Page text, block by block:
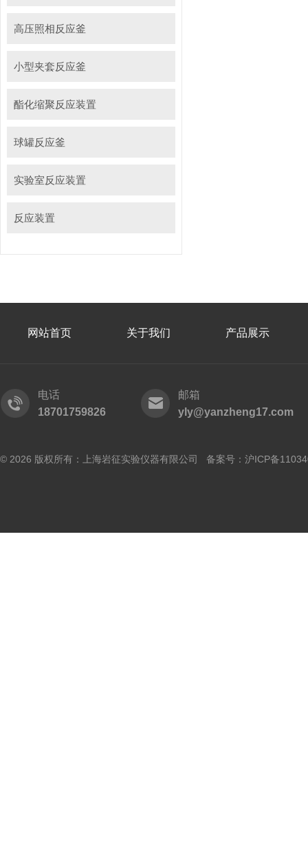
高压照相反应釜
小型夹套反应釜
酯化缩聚反应装置
球罐反应釜
实验室反应装置
反应装置
网站首页 关于我们 产品展示
电话
18701759826
邮箱
yly@yanzheng17.com
© 2026 版权所有：上海岩征实验仪器有限公司 备案号： 沪ICP备